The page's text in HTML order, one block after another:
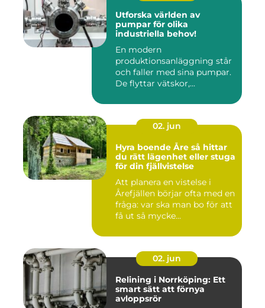
Utforska världen av
pumpar för olika
industriella behov!
En modern
produktionsanläggning står
och faller med sina pumpar.
De flyttar vätskor,...
02. jun
Hyra boende Åre så hittar
du rätt lägenhet eller stuga
för din fjällvistelse
Att planera en vistelse i
Årefjällen börjar ofta med en
fråga: var ska man bo för att
få ut så mycke...
02. jun
Relining i Norrköping: Ett
smart sätt att förnya
avloppsrör